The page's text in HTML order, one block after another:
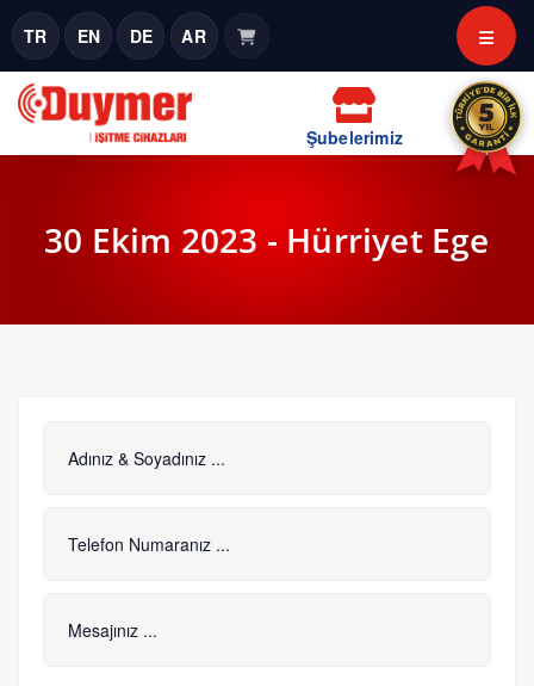
TR EN DE AR
Şubelerimiz
30 Ekim 2023 - Hürriyet Ege